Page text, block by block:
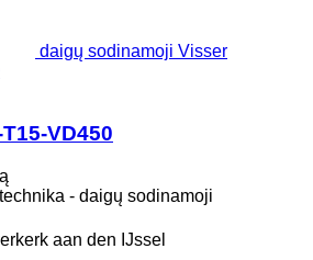
daigų sodinamoji Visser
VD450
- daigų sodinamoji
aan den IJssel